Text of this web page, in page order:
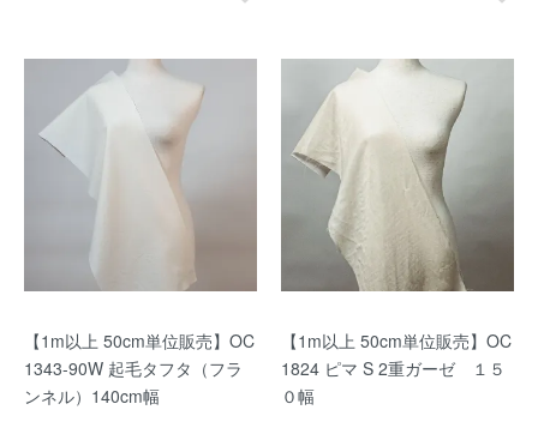
【1m以上 50cm単位販売】OC
1343-90W 起毛タフタ（フラ
ンネル）140cm幅
【1m以上 50cm単位販売】OC
1824 ピマ S 2重ガーゼ １５
０幅